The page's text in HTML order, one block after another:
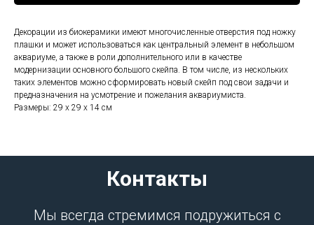
Декорации из биокерамики имеют многочисленные отверстия под ножку
плашки и может использоваться как центральный элемент в небольшом
аквариуме, а также в роли дополнительного или в качестве
модернизации основного большого скейпа. В том числе, из нескольких
таких элементов можно сформировать новый скейп под свои задачи и
предназначения на усмотрение и пожелания аквариумиста.
Размеры: 29 х 29 х 14 см
Контакты
Мы всегда стремимся подружиться с